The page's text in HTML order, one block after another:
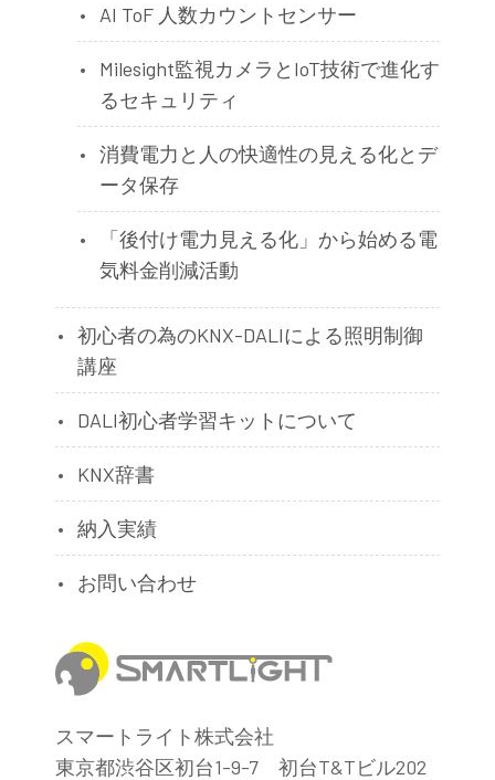
AI ToF 人数カウントセンサー
Milesight監視カメラとIoT技術で進化す
るセキュリティ
消費電力と人の快適性の見える化とデ
ータ保存
「後付け電力見える化」から始める電
気料金削減活動
初心者の為のKNX-DALIによる照明制御
講座
DALI初心者学習キットについて
KNX辞書
納入実績
お問い合わせ
スマートライト株式会社
東京都渋谷区初台1-9-7 初台T&Tビル202